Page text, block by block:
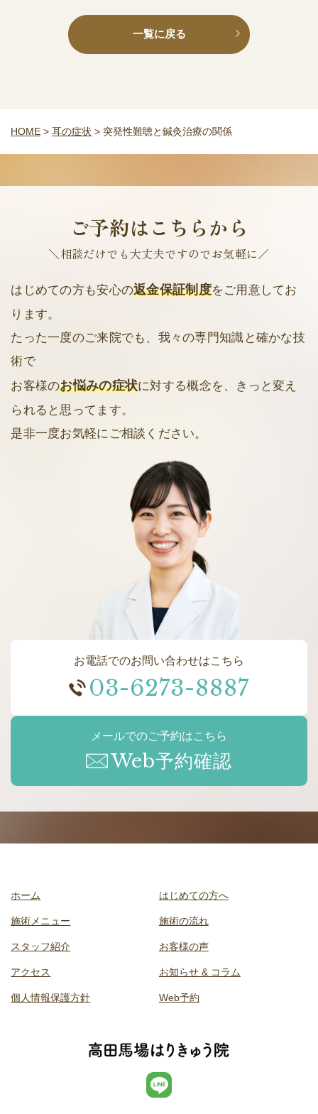
一覧に戻る
HOME >耳の症状 > 突発性難聴と鍼灸治療の関係
ご予約はこちらから
＼相談だけでも大丈夫ですのでお気軽に／
はじめての方も安心の返金保証制度をご用意してお
ります。
たった一度のご来院でも、我々の専門知識と確かな技
術で
お客様のお悩みの症状に対する概念を、きっと変え
られると思ってます。
是非一度お気軽にご相談ください。
お電話でのお問い合わせはこちら
03-6273-8887
メールでのご予約はこちら
Web予約確認
ホーム はじめての方へ
施術メニュー 施術の流れ
スタッフ紹介 お客様の声
アクセス お知らせ & コラム
個人情報保護方針 Web予約